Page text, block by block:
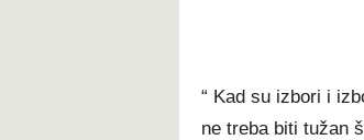
“ Kad su izbori i
ne treba biti tužan